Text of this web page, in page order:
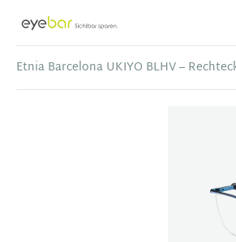
Abele Optic
Etnia Barcelona UKIYO BLHV –